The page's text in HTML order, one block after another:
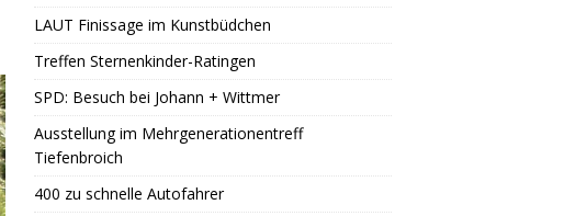
LAUT Finissage im Kunstbüdchen
Treffen Sternenkinder-Ratingen
SPD: Besuch bei Johann + Wittmer
Ausstellung im Mehrgenerationentreff
Tiefenbroich
400 zu schnelle Autofahrer